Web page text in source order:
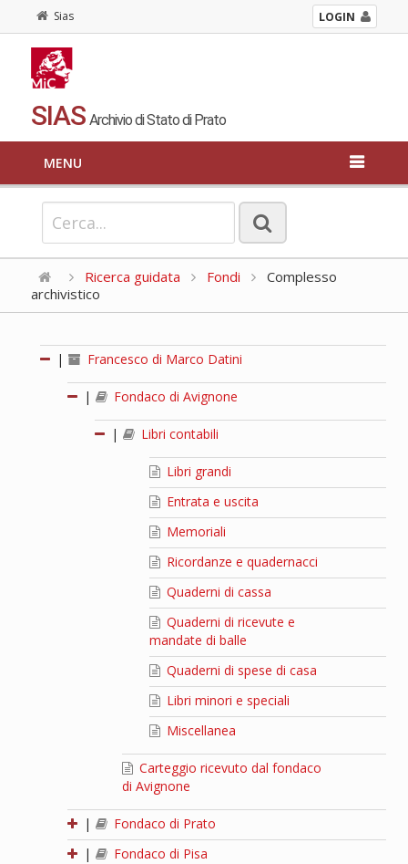
Sias LOGIN
SIAS Archivio di Stato di Prato
MENU
Ricerca guidata Fondi
Complesso
archivistico
| Francesco di Marco Datini
| Fondaco di Avignone
| Libri contabili
Libri grandi
Entrata e uscita
Memoriali
Ricordanze e quadernacci
Quaderni di cassa
Quaderni di ricevute e
mandate di balle
Quaderni di spese di casa
Libri minori e speciali
Miscellanea
Carteggio ricevuto dal fondaco
di Avignone
|
Fondaco di Prato
|
Fondaco di Pisa